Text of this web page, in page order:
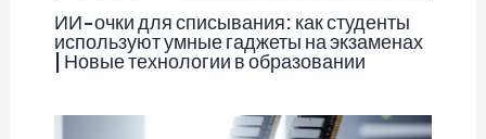
ИИ-очки для списывания: как студенты
используют умные гаджеты на экзаменах
| Новые технологии в образовании